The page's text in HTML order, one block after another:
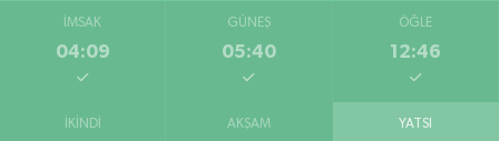
İMSAK
04:09
GÜNEŞ
05:40
ÖĞLE
12:46
İKINDI AKŞAM YATSI